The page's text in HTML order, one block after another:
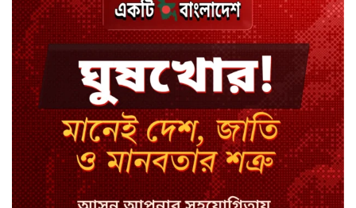
চুয়াডাঙ্গায় জুলাইয়ের মামলায় ছাত্রলীগ
নেতা গ্রেপ্তার
18 ঘণ্টা আগে
নেইমারের খোঁচায় উত্তপ্ত মাঠ, শুনলেন
‘বদমাশ’ গালি
18 ঘণ্টা আগে